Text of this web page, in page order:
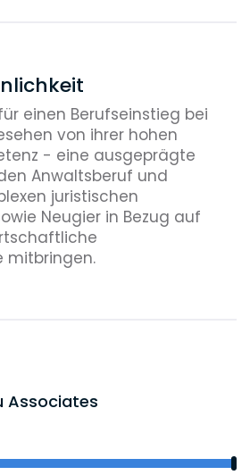
können.
fangen bei uns entweder
M&A oder im Bereich
1 an sind Sie in die
eingebunden und
Mandantenkontakt.
einen Berufseinstieg bei
von ihrer hohen
- eine ausgeprägte
Anwaltsberuf und
juristischen
Neugier in Bezug auf
mitbringen.
Associates